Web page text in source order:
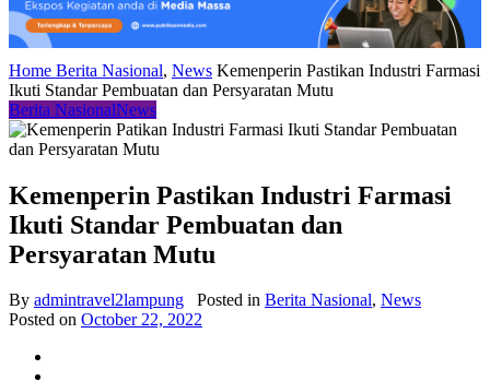
Home Berita Nasional, News Kemenperin Pastikan Industri Farmasi
Ikuti Standar Pembuatan dan Persyaratan Mutu
Berita NasionalNews
Kemenperin Pastikan Industri Farmasi
Ikuti Standar Pembuatan dan
Persyaratan Mutu
By admintravel2lampung Posted in Berita Nasional, News
Posted on October 22, 2022